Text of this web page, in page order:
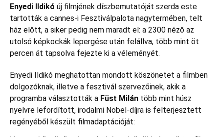
Enyedi Ildikó új filmjének díszbemutatóját szerda este
tartották a cannes-i Fesztiválpalota nagytermében, telt
ház előtt, a siker pedig nem maradt el: a 2300 néző az
utolsó képkockák lepergése után felállva, több mint öt
percen át tapsolva fejezte ki a véleményét.
Enyedi Ildikó meghatottan mondott köszönetet a filmben
dolgozóknak, illetve a fesztivál szervezőinek, akik a
programba választották a Füst Milán több mint húsz
nyelvre lefordított, irodalmi Nobel-díjra is felterjesztett
regényéből készült filmadaptációját: